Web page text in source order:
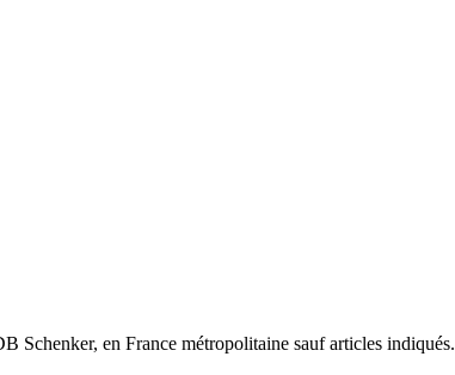
Schenker, en France métropolitaine sauf articles indiqués.